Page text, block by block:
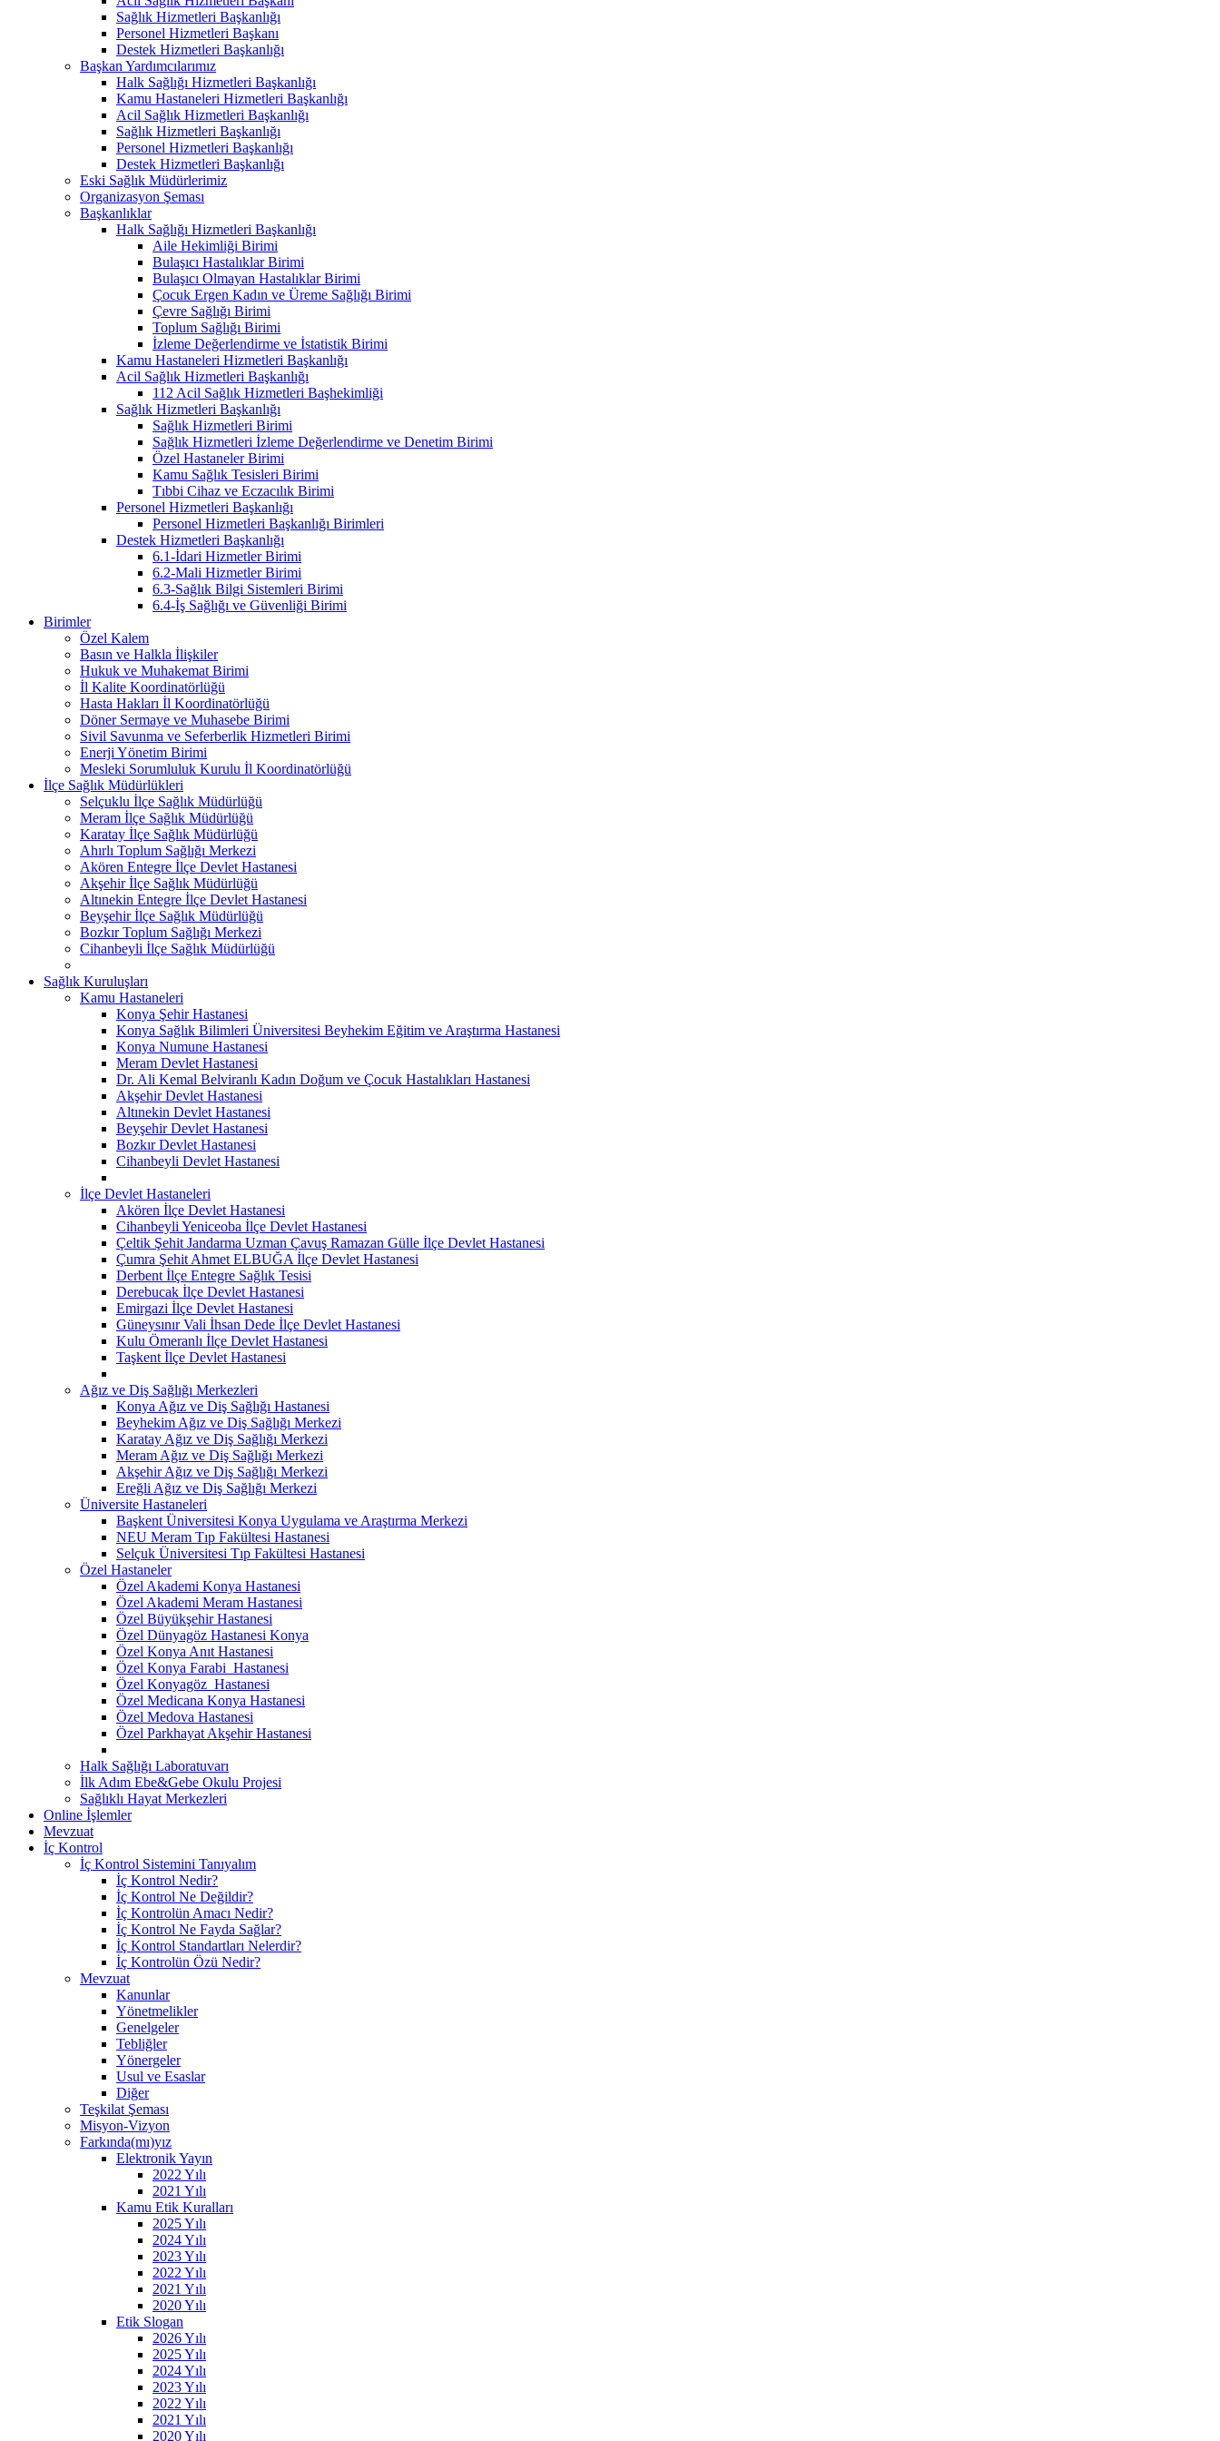
Sağlık Hizmetleri Başkanlığı
Personel Hizmetleri Başkanı
Destek Hizmetleri Başkanlığı
Başkan Yardımcılarımız
Halk Sağlığı Hizmetleri Başkanlığı
Kamu Hastaneleri Hizmetleri Başkanlığı
Acil Sağlık Hizmetleri Başkanlığı
Sağlık Hizmetleri Başkanlığı
Personel Hizmetleri Başkanlığı
Destek Hizmetleri Başkanlığı
Eski Sağlık Müdürlerimiz
Organizasyon Şeması
Başkanlıklar
Halk Sağlığı Hizmetleri Başkanlığı
Aile Hekimliği Birimi
Bulaşıcı Hastalıklar Birimi
Bulaşıcı Olmayan Hastalıklar Birimi
Çocuk Ergen Kadın ve Üreme Sağlığı Birimi
Çevre Sağlığı Birimi
Toplum Sağlığı Birimi
İzleme Değerlendirme ve İstatistik Birimi
Kamu Hastaneleri Hizmetleri Başkanlığı
Acil Sağlık Hizmetleri Başkanlığı
112 Acil Sağlık Hizmetleri Başhekimliği
Sağlık Hizmetleri Başkanlığı
Sağlık Hizmetleri Birimi
Sağlık Hizmetleri İzleme Değerlendirme ve Denetim Birimi
Özel Hastaneler Birimi
Kamu Sağlık Tesisleri Birimi
Tıbbi Cihaz ve Eczacılık Birimi
Personel Hizmetleri Başkanlığı
Personel Hizmetleri Başkanlığı Birimleri
Destek Hizmetleri Başkanlığı
6.1-İdari Hizmetler Birimi
6.2-Mali Hizmetler Birimi
6.3-Sağlık Bilgi Sistemleri Birimi
6.4-İş Sağlığı ve Güvenliği Birimi
Birimler
Özel Kalem
Basın ve Halkla İlişkiler
Hukuk ve Muhakemat Birimi
İl Kalite Koordinatörlüğü
Hasta Hakları İl Koordinatörlüğü
Döner Sermaye ve Muhasebe Birimi
Sivil Savunma ve Seferberlik Hizmetleri Birimi
Enerji Yönetim Birimi
Mesleki Sorumluluk Kurulu İl Koordinatörlüğü
İlçe Sağlık Müdürlükleri
Selçuklu İlçe Sağlık Müdürlüğü
Meram İlçe Sağlık Müdürlüğü
Karatay İlçe Sağlık Müdürlüğü
Ahırlı Toplum Sağlığı Merkezi
Akören Entegre İlçe Devlet Hastanesi
Akşehir İlçe Sağlık Müdürlüğü
Altınekin Entegre İlçe Devlet Hastanesi
Beyşehir İlçe Sağlık Müdürlüğü
Bozkır Toplum Sağlığı Merkezi
Cihanbeyli İlçe Sağlık Müdürlüğü
Sağlık Kuruluşları
Kamu Hastaneleri
Konya Şehir Hastanesi
Konya Sağlık Bilimleri Üniversitesi Beyhekim Eğitim ve Araştırma Hastanesi
Konya Numune Hastanesi
Meram Devlet Hastanesi
Dr. Ali Kemal Belviranlı Kadın Doğum ve Çocuk Hastalıkları Hastanesi
Akşehir Devlet Hastanesi
Altınekin Devlet Hastanesi
Beyşehir Devlet Hastanesi
Bozkır Devlet Hastanesi
Cihanbeyli Devlet Hastanesi
İlçe Devlet Hastaneleri
Akören İlçe Devlet Hastanesi
Cihanbeyli Yeniceoba İlçe Devlet Hastanesi
Çeltik Şehit Jandarma Uzman Çavuş Ramazan Gülle İlçe Devlet Hastanesi
Çumra Şehit Ahmet ELBUĞA İlçe Devlet Hastanesi
Derbent İlçe Entegre Sağlık Tesisi
Derebucak İlçe Devlet Hastanesi
Emirgazi İlçe Devlet Hastanesi
Güneysınır Vali İhsan Dede İlçe Devlet Hastanesi
Kulu Ömeranlı İlçe Devlet Hastanesi
Taşkent İlçe Devlet Hastanesi
Ağız ve Diş Sağlığı Merkezleri
Konya Ağız ve Diş Sağlığı Hastanesi
Beyhekim Ağız ve Diş Sağlığı Merkezi
Karatay Ağız ve Diş Sağlığı Merkezi
Meram Ağız ve Diş Sağlığı Merkezi
Akşehir Ağız ve Diş Sağlığı Merkezi
Ereğli Ağız ve Diş Sağlığı Merkezi
Üniversite Hastaneleri
Başkent Üniversitesi Konya Uygulama ve Araştırma Merkezi
NEU Meram Tıp Fakültesi Hastanesi
Selçuk Üniversitesi Tıp Fakültesi Hastanesi
Özel Hastaneler
Özel Akademi Konya Hastanesi
Özel Akademi Meram Hastanesi
Özel Büyükşehir Hastanesi
Özel Dünyagöz Hastanesi Konya
Özel Konya Anıt Hastanesi
Özel Konya Farabi Hastanesi
Özel Konyagöz Hastanesi
Özel Medicana Konya Hastanesi
Özel Medova Hastanesi
Özel Parkhayat Akşehir Hastanesi
Halk Sağlığı Laboratuvarı
İlk Adım Ebe&Gebe Okulu Projesi
Sağlıklı Hayat Merkezleri
Online İşlemler
Mevzuat
İç Kontrol
İç Kontrol Sistemini Tanıyalım
İç Kontrol Nedir?
İç Kontrol Ne Değildir?
İç Kontrolün Amacı Nedir?
İç Kontrol Ne Fayda Sağlar?
İç Kontrol Standartları Nelerdir?
İç Kontrolün Özü Nedir?
Mevzuat
Kanunlar
Yönetmelikler
Genelgeler
Tebliğler
Yönergeler
Usul ve Esaslar
Diğer
Teşkilat Şeması
Misyon-Vizyon
Farkında(mı)yız
Elektronik Yayın
2022 Yılı
2021 Yılı
Kamu Etik Kuralları
2025 Yılı
2024 Yılı
2023 Yılı
2022 Yılı
2021 Yılı
2020 Yılı
Etik Slogan
2026 Yılı
2025 Yılı
2024 Yılı
2023 Yılı
2022 Yılı
2021 Yılı
2020 Yılı